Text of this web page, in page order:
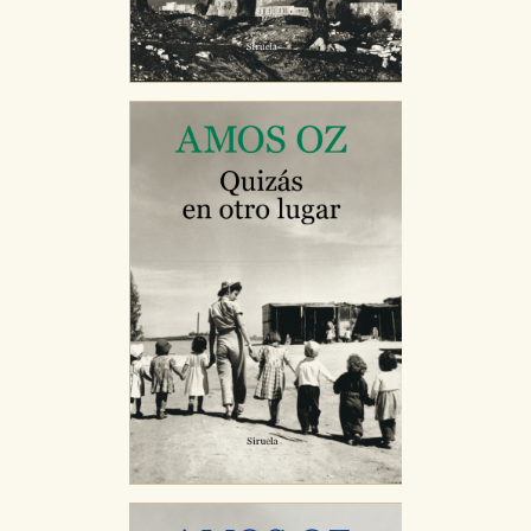
CONFIGURACIÓN DE COOKIES
HABILITAR TODO RECHAZAR TODO